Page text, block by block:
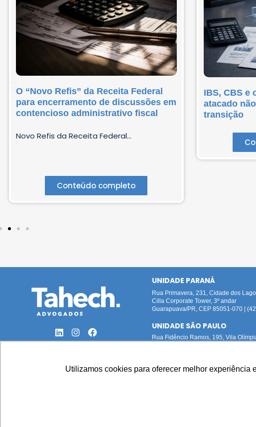
Utilizamos cookies para oferecer melhor experiência
O “Novo Refis” da Receita Federal
para encerramento de discussões em
contencioso administrativo fiscal
Novo Refis da Receita Federal...
Conteúdo completo
IBS, CBS e
atacado
transição
UNIDADE PARANÁ
Rua Primavera, 231, Cidade dos
Cilla Corporate Tower, 3º andar
Guarapuava/PR, CEP 85051-070 |
UNIDADE SÃO PAULO
Rua Fidêncio Ramos, 195, Vila
Todas as imagens deste site foram produzidas
Todos os